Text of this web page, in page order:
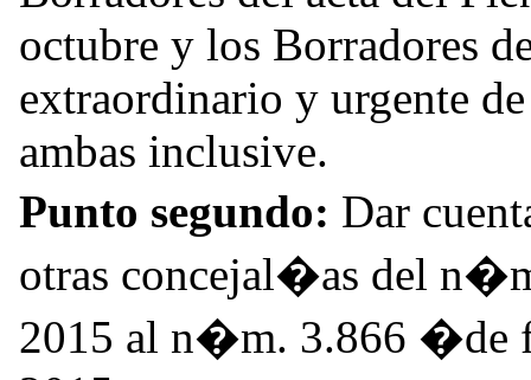
octubre y los Borradores
extraordinario y urgente
ambas inclusive.
Punto segundo: Dar
otras concejal�as del
2015 al n�m. 3.866 �de